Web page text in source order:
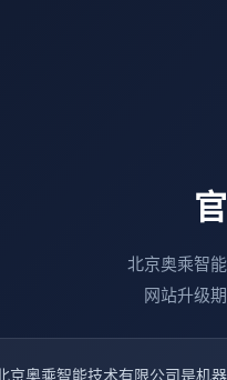
北京奥乘智
网站升级
京奥乘智能技术有限公司是机